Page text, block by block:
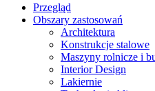
Przegląd
Obszary zastosowań
Architektura
Konstrukcje stalowe
Maszyny rolnicze i
Interior Design
Lakiernie